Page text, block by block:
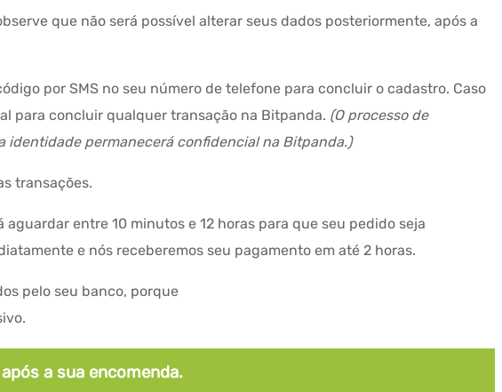
que não será possível alterar seus dados posteriormente, após a
por SMS no seu número de telefone para concluir o cadastro. Caso
para concluir qualquer transação na Bitpanda. (O processo de
identidade permanecerá confidencial na Bitpanda.)
transações.
entre 10 minutos e 12 horas para que seu pedido seja
e nós receberemos seu pagamento em até 2 horas.
pelo seu banco, porque
a sua encomenda.